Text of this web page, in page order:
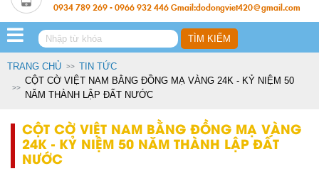
0934 789 269 - 0966 932 446 Gmail:dodongviet420@gmail.com
TRANG CHỦ
TIN TỨC
CỘT CỜ VIỆT NAM BẰNG ĐỒNG MẠ VÀNG 24K - KỶ NIỆM 50
NĂM THÀNH LẬP ĐẤT NƯỚC
CỘT CỜ VIỆT NAM BẰNG ĐỒNG MẠ VÀNG
24K - KỶ NIỆM 50 NĂM THÀNH LẬP ĐẤT
NƯỚC